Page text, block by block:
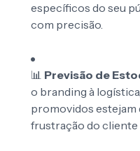
específicos do seu
com precisão.
📊 Previsão de
o branding à
promovidos estejam
frustração do cliente